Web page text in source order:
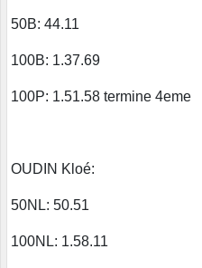
50B: 44.11
100B: 1.37.69
100P: 1.51.58 termine 4eme
OUDIN Kloé:
50NL: 50.51
100NL: 1.58.11